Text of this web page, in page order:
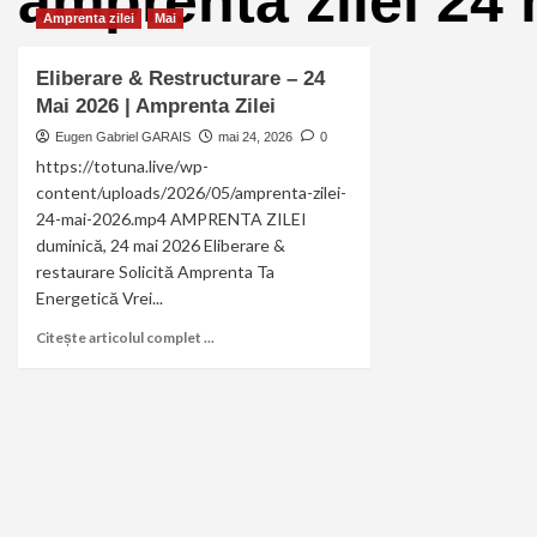
Amprenta zilei Mai
Eliberare & Restructurare – 24
Mai 2026 | Amprenta Zilei
Eugen Gabriel GARAIS mai 24, 2026 0
https://totuna.live/wp-
content/uploads/2026/05/amprenta-zilei-
24-mai-2026.mp4 AMPRENTA ZILEI
duminică, 24 mai 2026 Eliberare &
restaurare Solicită Amprenta Ta
Energetică Vrei...
Citește articolul complet ...